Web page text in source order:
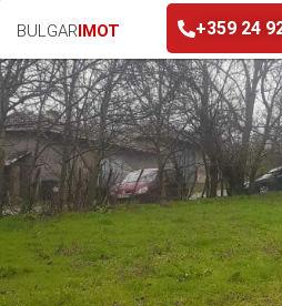
BULGARIMOT +359 24